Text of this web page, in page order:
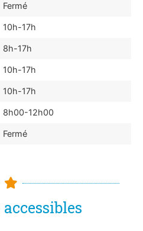
Fermé
10h-17h
8h-17h
10h-17h
10h-17h
8h00-12h00
Fermé
accessibles